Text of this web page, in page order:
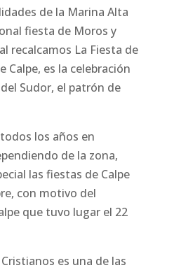
de la Marina Alta
fiesta de Moros y
recalcamos La Fiesta de
Calpe, es la celebración
Sudor, el patrón de
los años en
de la zona,
las fiestas de Calpe
con motivo del
que tuvo lugar el 22
es una de las